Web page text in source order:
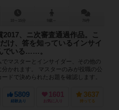
2017、ニ次審査通過作品。こ
け、答を知っているインサイ
でいる……。
でマスターとインサイダー、その他の
分かれます。 マスターのみが役職の公
ードで決められたお題を確認します。
5809
経験あり
1601
お気に入り
3637
持ってる